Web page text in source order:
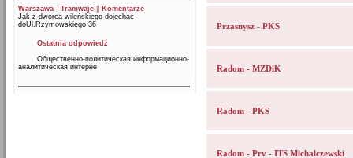
Warszawa - Tramwaje
Komentarze
Jak z dworca wileńskiego dojechać
doUl.Rzymowskiego 36
Ostatnia odpowiedź
Общественно-политическая информационно-
аналитическая интерне
Przasnysz - PKS
Radom - MZDiK
Radom - PKS
Radom - Prv - ITS Michalczewski